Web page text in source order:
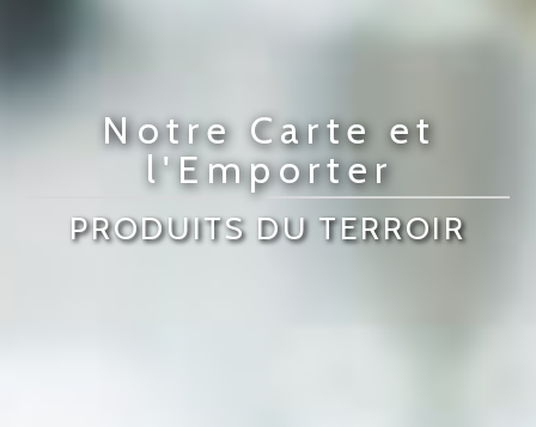
Notre Carte et
l'Emporter
PRODUITS DU TERROIR